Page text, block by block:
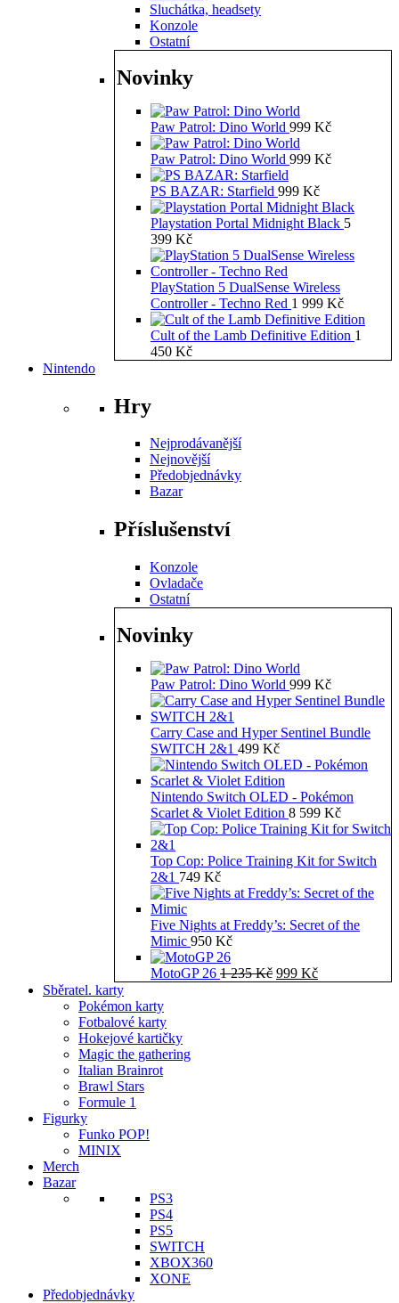
Sluchátka, headsety
Konzole
Ostatní
Novinky
Paw Patrol: Dino World 999 Kč
Paw Patrol: Dino World 999 Kč
PS BAZAR: Starfield 999 Kč
Playstation Portal Midnight Black 5
399 Kč
PlayStation 5 DualSense Wireless
Controller - Techno Red 1 999 Kč
Cult of the Lamb Definitive Edition 1
450 Kč
Nintendo
Hry
Nejprodávanější
Nejnovější
Předobjednávky
Bazar
Příslušenství
Konzole
Ovladače
Ostatní
Novinky
Paw Patrol: Dino World 999 Kč
Carry Case and Hyper Sentinel Bundle
SWITCH 2&1 499 Kč
Nintendo Switch OLED - Pokémon
Scarlet & Violet Edition 8 599 Kč
Top Cop: Police Training Kit for Switch
2&1 749 Kč
Five Nights at Freddy’s: Secret of the
Mimic 950 Kč
MotoGP 26 1 235Kč Původní
999 KčAktuální
Sběratel. karty
Pokémon karty
Fotbalové karty
Hokejové kartičky
Magic the gathering
Italian Brainrot
Brawl Stars
Formule 1
Figurky
Funko POP!
MINIX
Merch
Bazar
PS3
PS4
PS5
SWITCH
XBOX360
XONE
Předobjednávky